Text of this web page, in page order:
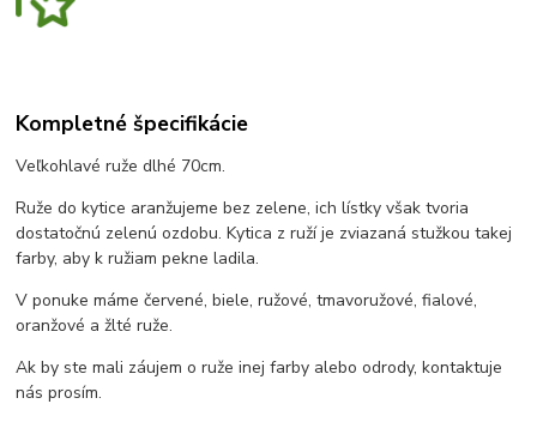
Kompletné špecifikácie
Veľkohlavé ruže dlhé 70cm.
Ruže do kytice aranžujeme bez zelene, ich lístky však tvoria
dostatočnú zelenú ozdobu. Kytica z ruží je zviazaná stužkou takej
farby, aby k ružiam pekne ladila.
V ponuke máme červené, biele, ružové, tmavoružové, fialové,
oranžové a žlté ruže.
Ak by ste mali záujem o ruže inej farby alebo odrody, kontaktuje
nás prosím.